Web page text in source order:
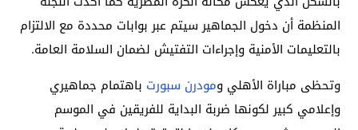
المنظمة أن دخول الجماهير سيتم عبر بوابات محددة مع الالتزام
بالتعليمات الأمنية وإجراءات التفتيش لضمان السلامة العامة.
وتحظى مباراة الأهلي ومودرن سبورت باهتمام جماهيري
وإعلامي كبير لكونها ضربة البداية للفريقين في الموسم